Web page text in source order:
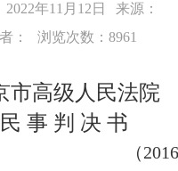
2022年11月12日
来源：
：
浏览次数：8961
市高级人民法院
民 事 判 决 书
（